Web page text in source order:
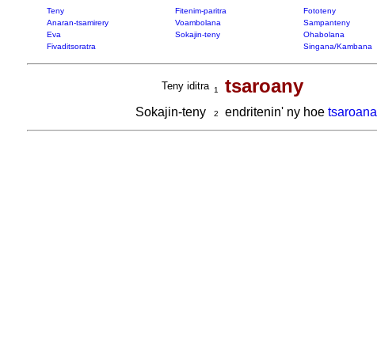
Teny Fitenim-paritra Fototeny
Anaran-tsamirery
Voambolana Sampanteny
Eva
Sokajin-teny Ohabolana
Fivaditsoratra
Singana/Kambana
Teny iditra 1 tsaroany
Sokajin-teny 2 endritenin' ny hoe tsaroana